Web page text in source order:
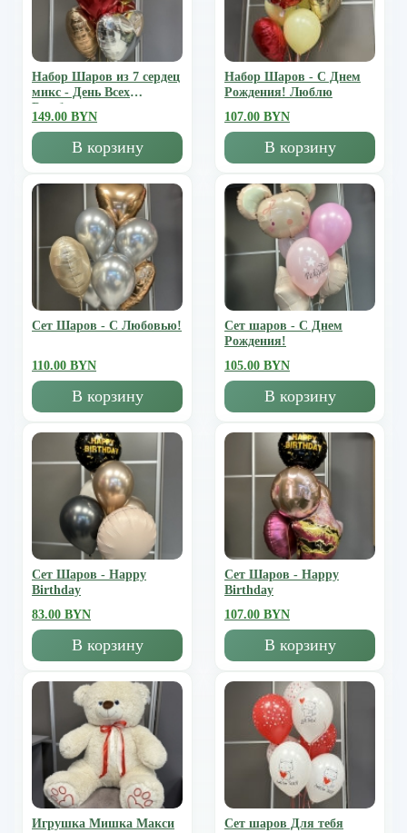
Набор Шаров из 7 сердец
микс - День Всех
Влюбленных
149.00 BYN
В корзину
Набор Шаров - С Днем
Рождения! Люблю
107.00 BYN
В корзину
Сет Шаров - С Любовью!
110.00 BYN
В корзину
Сет шаров - С Днем
Рождения!
105.00 BYN
В корзину
Сет Шаров - Happy
Birthday
83.00 BYN
В корзину
Сет Шаров - Happy
Birthday
107.00 BYN
В корзину
Игрушка Мишка Mакси
Сет шаров Для тебя